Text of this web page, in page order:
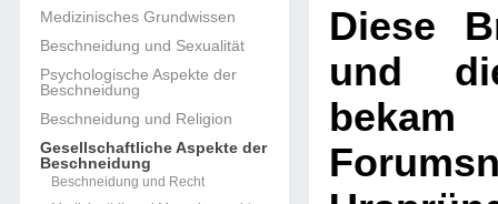
Medizinisches Grundwissen
Beschneidung und Sexualität
Psychologische Aspekte der
Beschneidung
Beschneidung und Religion
Gesellschaftliche Aspekte der
Beschneidung
Beschneidung und Recht
Diese
und